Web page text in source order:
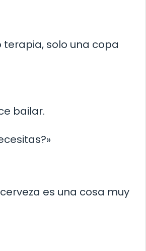
terapia, solo una copa
bailar.
es una cosa muy